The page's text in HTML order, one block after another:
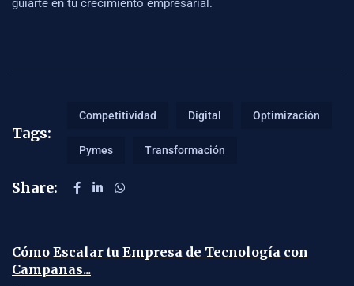
guiarte en tu crecimiento empresarial.
Tags:
Competitividad Digital Optimización
Pymes Transformación
Share:
Cómo Escalar tu Empresa de Tecnología con
Campañas...